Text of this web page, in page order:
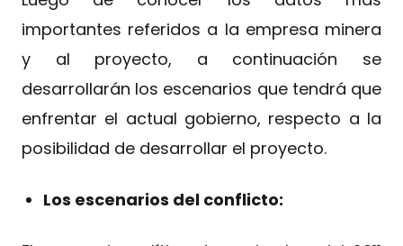
importantes referidos a la empresa minera
y al proyecto, a continuación se
desarrollarán los escenarios que tendrá que
enfrentar el actual gobierno, respecto a la
posibilidad de desarrollar el proyecto.
Los escenarios del conflicto: